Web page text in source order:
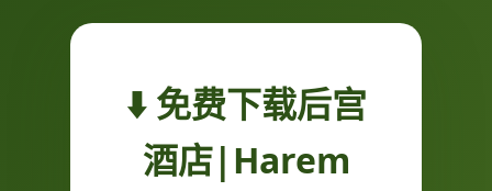
⬇️ 免费下载后宫
酒店|Harem